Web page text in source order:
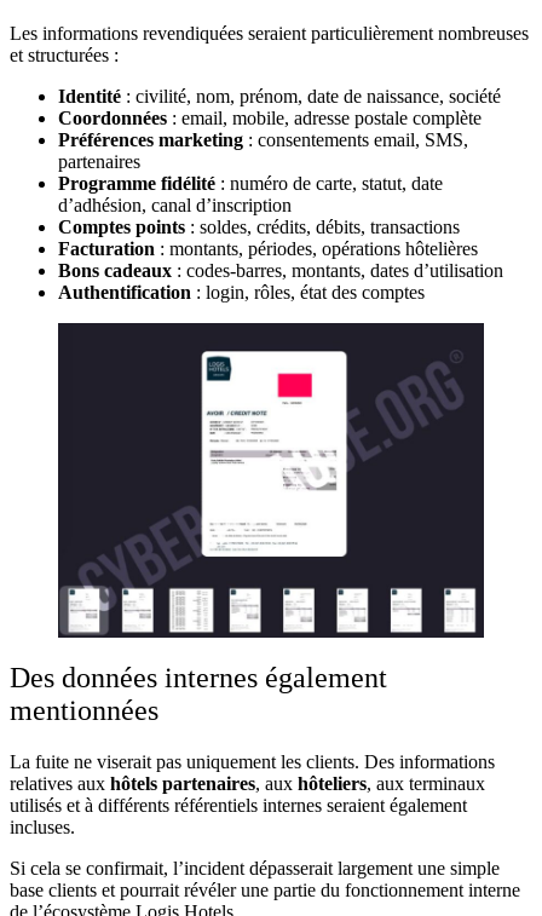
Les informations revendiquées seraient particulièrement nombreuses
et structurées :
Identité : civilité, nom, prénom, date de naissance, société
Coordonnées : email, mobile, adresse postale complète
Préférences marketing : consentements email, SMS,
partenaires
Programme fidélité : numéro de carte, statut, date
d’adhésion, canal d’inscription
Comptes points : soldes, crédits, débits, transactions
Facturation : montants, périodes, opérations hôtelières
Bons cadeaux : codes-barres, montants, dates d’utilisation
Authentification : login, rôles, état des comptes
Des données internes également
mentionnées
La fuite ne viserait pas uniquement les clients. Des informations
relatives aux hôtels partenaires, aux hôteliers, aux terminaux
utilisés et à différents référentiels internes seraient également
incluses.
Si cela se confirmait, l’incident dépasserait largement une simple
base clients et pourrait révéler une partie du fonctionnement interne
de l’écosystème Logis Hotels.